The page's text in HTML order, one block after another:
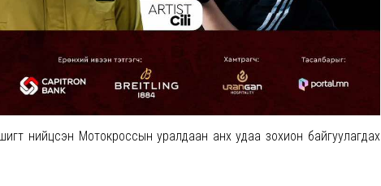
нийцсэн Мотокроссын уралдаан анх удаа зохион байгуулагдах